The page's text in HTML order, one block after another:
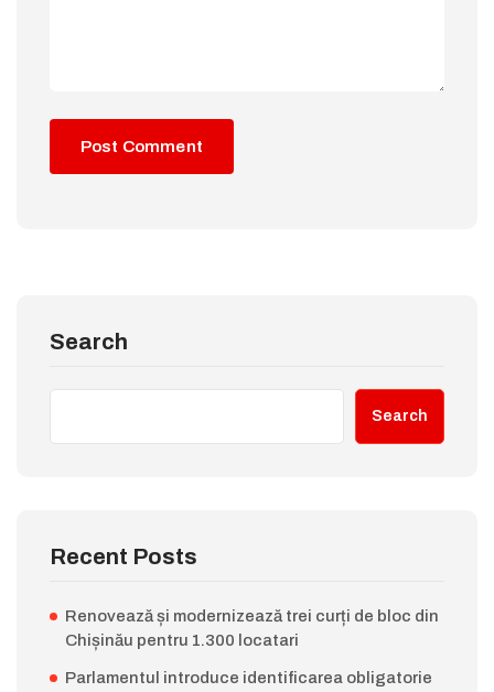
Search
Search
Recent Posts
Renovează și modernizează trei curți de bloc din
Chișinău pentru 1.300 locatari
Parlamentul introduce identificarea obligatorie